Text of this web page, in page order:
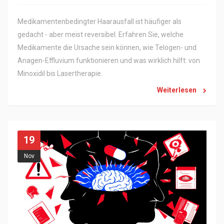
Medikamentenbedingter Haarausfall ist häufiger als
gedacht - aber meist reversibel. Erfahren Sie, welche
Medikamente die Ursache sein können, wie Telogen- und
Anagen-Effluvium funktionieren und was wirklich hilft: von
Minoxidil bis Lasertherapie.
Weiterlesen
19
Nov